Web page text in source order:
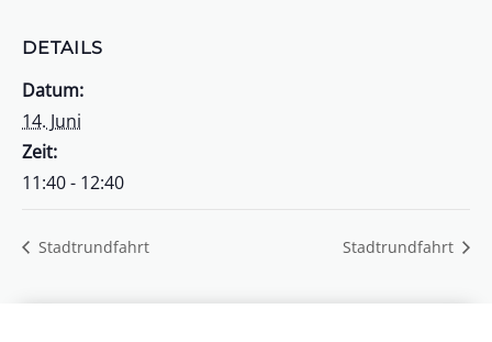
DETAILS
Datum:
14. Juni
Zeit:
11:40 - 12:40
Stadtrundfahrt Stadtrundfahrt